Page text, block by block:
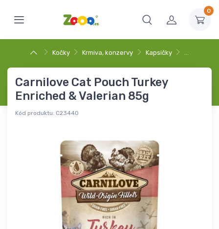
0
Kočky Krmiva, konzervy Kapsičky …
Carnilove Cat Pouch Turkey
Enriched & Valerian 85g
Kód produktu: C23440